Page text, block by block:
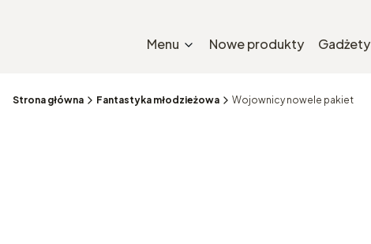
Menu Nowe produkty Gadżety
Strona główna Fantastyka młodzieżowa Wojownicy nowele pakiet